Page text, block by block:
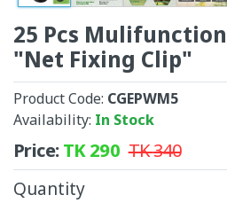
25 Pcs
"Net Fixing Clip"
Product Code: CGEPWM5
Availability: In Stock
Price:TK290 TK340
Quantity